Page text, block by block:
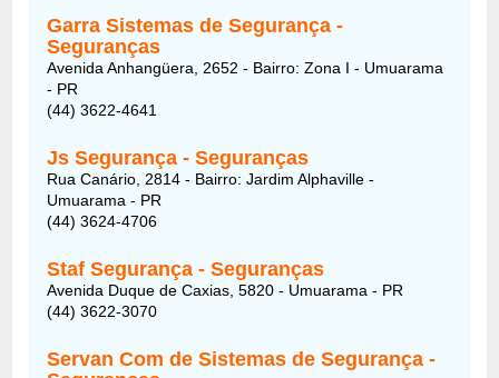
Garra Sistemas de Segurança -
Seguranças
Avenida Anhangüera, 2652 - Bairro: Zona I - Umuarama
- PR
(44) 3622-4641
Js Segurança - Seguranças
Rua Canário, 2814 - Bairro: Jardim Alphaville -
Umuarama - PR
(44) 3624-4706
Staf Segurança - Seguranças
Avenida Duque de Caxias, 5820 - Umuarama - PR
(44) 3622-3070
Servan Com de Sistemas de Segurança -